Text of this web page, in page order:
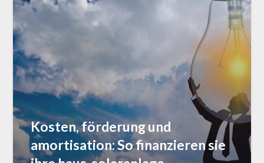
Kosten, förderung und
amortisation: So finanzieren sie